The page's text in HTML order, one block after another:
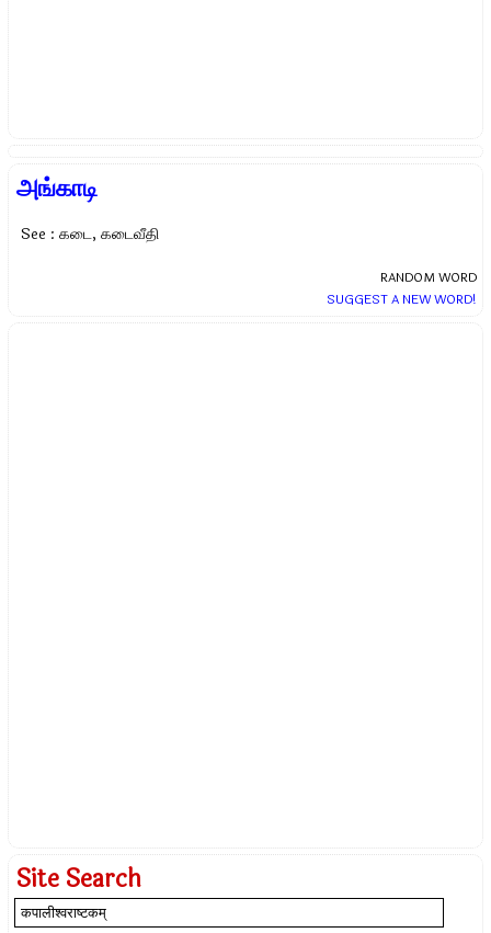
அங்காடி
See : கடை, கடைவீதி
RANDOM WORD
SUGGEST A NEW WORD!
Site Search